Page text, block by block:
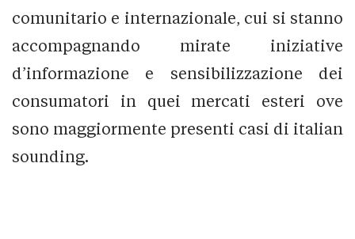
comunitario e internazionale, cui si stanno
accompagnando mirate iniziative
d’informazione e sensibilizzazione dei
consumatori in quei mercati esteri ove
sono maggiormente presenti casi di italian
sounding.